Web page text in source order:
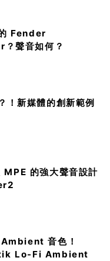
Fender
聲音如何？
！新媒體的創新範例
的強大聲音設計
音色！
Lo-Fi Ambient